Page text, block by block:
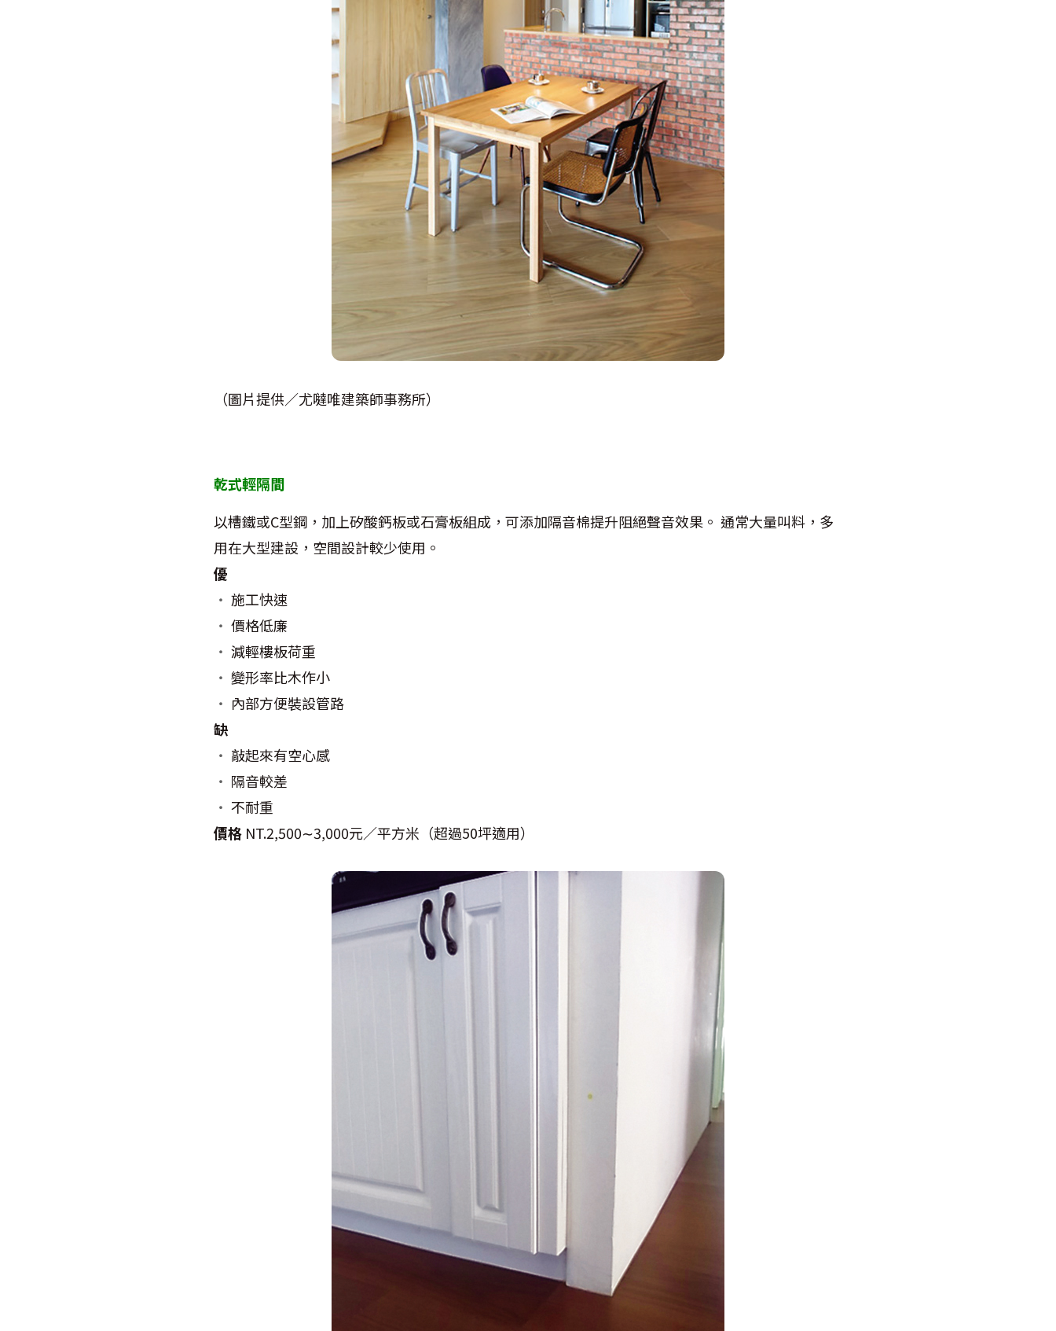
（圖片提供／尤噠唯建築師事務所）
乾式輕隔間
以槽鐵或C型鋼，加上矽酸鈣板或石膏板組成，可添加隔音棉提升阻絕聲音效果。 通常大量叫料，多
用在大型建設，空間設計較少使用。
優
‧ 施工快速
‧ 價格低廉
‧ 減輕樓板荷重
‧ 變形率比木作小
‧ 內部方便裝設管路
缺
‧ 敲起來有空心感
‧ 隔音較差
‧ 不耐重
價格 NT.2,500∼3,000元／平方米（超過50坪適用）